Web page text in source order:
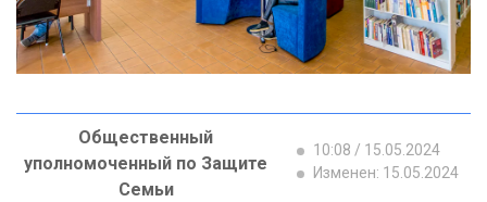
Общественный
уполномоченный по Защите
Семьи
10:08 / 15.05.2024
Изменен: 15.05.2024